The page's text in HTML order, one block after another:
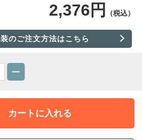
2,376円 （税込）
のご注文方法はこちら
カートに入れる